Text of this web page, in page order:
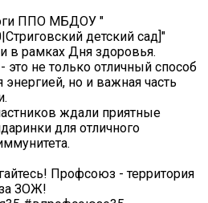
ППО МБДОУ "
детский сад]"
в рамках Дня здоровья.
это не только отличный способ
энергией, но и важная часть
ждали приятные
для отличного
Профсоюз - территория
ЗОЖ!